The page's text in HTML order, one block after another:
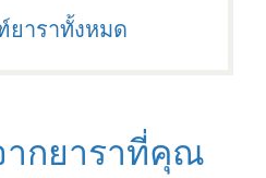
าราทั้งหมด
ากยาราที่คุณ